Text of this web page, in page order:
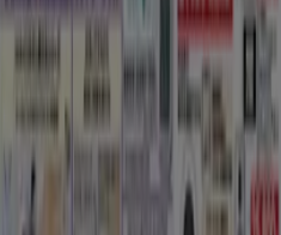
ショッピングを改革するIT企